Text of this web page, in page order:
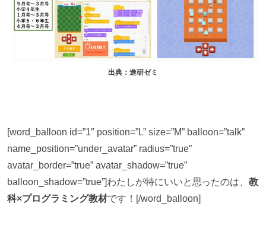
出典：進研ゼミ
[word_balloon id=”1″ position=”L” size=”M” balloon=”talk”
name_position=”under_avatar” radius=”true”
avatar_border=”true” avatar_shadow=”true”
balloon_shadow=”true”]わたしが特にいいと思ったのは、教
科×プログラミング教材です！[/word_balloon]